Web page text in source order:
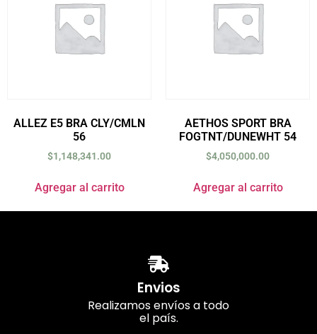
ALLEZ E5 BRA CLY/CMLN
56
$1,148,341.00
Agregar al carrito
AETHOS SPORT BRA
FOGTNT/DUNEWHT 54
$4,050,000.00
Agregar al carrito
Envios
Realizamos envíos a todo
el país.